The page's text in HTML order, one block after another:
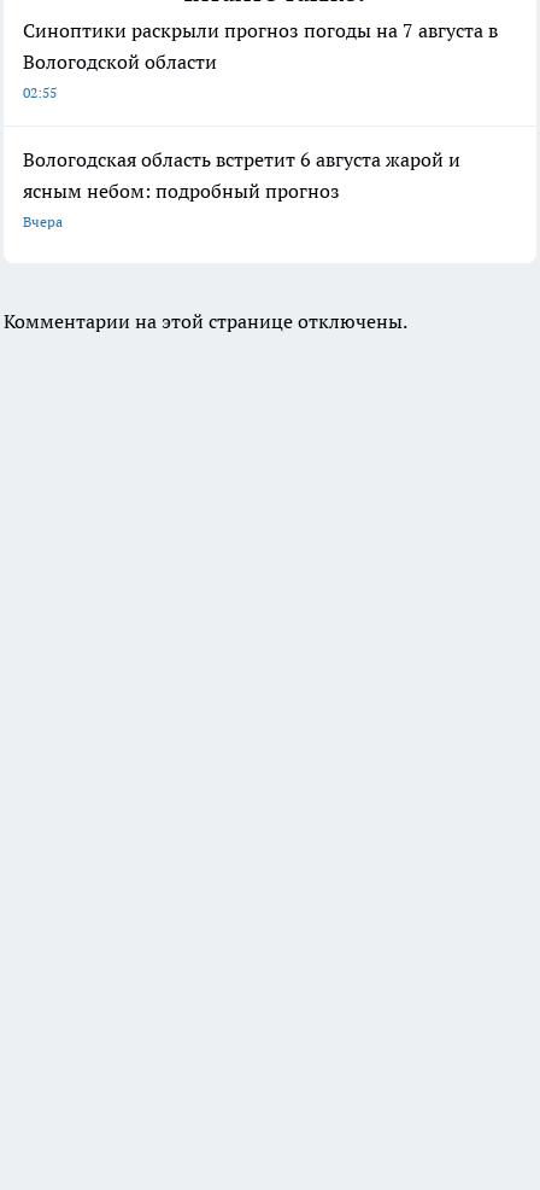
Синоптики раскрыли прогноз погоды на 7 августа в
Вологодской области
02:55
Вологодская область встретит 6 августа жарой и
ясным небом: подробный прогноз
Вчера
Комментарии на этой странице отключены.